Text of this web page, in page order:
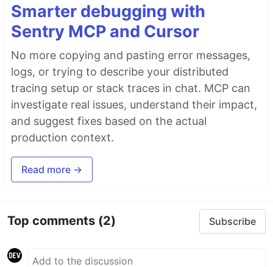
Smarter debugging with
Sentry MCP and Cursor
No more copying and pasting error messages,
logs, or trying to describe your distributed
tracing setup or stack traces in chat. MCP can
investigate real issues, understand their impact,
and suggest fixes based on the actual
production context.
Read more →
Top comments (2) Subscribe